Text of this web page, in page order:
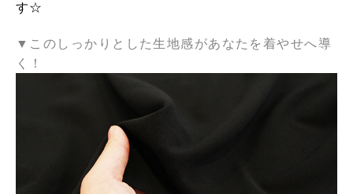
す☆
▼このしっかりとした生地感があなたを着やせへ導
く！